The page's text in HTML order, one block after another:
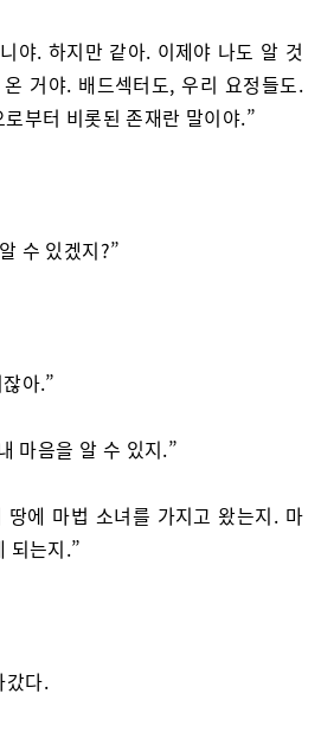
야. 하지만 같아. 이제야 나도 알 것
거야. 배드섹터도, 우리 요정들도.
부터 비롯된 존재란 말이야.”
수 있겠지?”
아.”
마음을 알 수 있지.”
땅에 마법 소녀를 가지고 왔는지. 마
되는지.”
갔다.